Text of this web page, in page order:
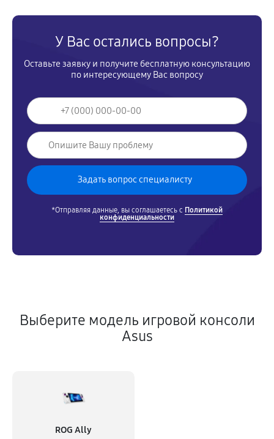
У Вас остались вопросы?
Оставьте заявку и получите бесплатную консультацию
по интересующему Вас вопросу
*Отправляя данные, вы соглашаетесь с Политикой
конфиденциальности
Выберите модель игровой консоли
Asus
ROG Ally